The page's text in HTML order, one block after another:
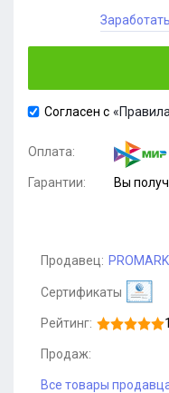
Согласен с
Оплата:
Гарантии: Вы
Продавец:
Сертификаты
Рейтинг:
Продаж:
Все товары